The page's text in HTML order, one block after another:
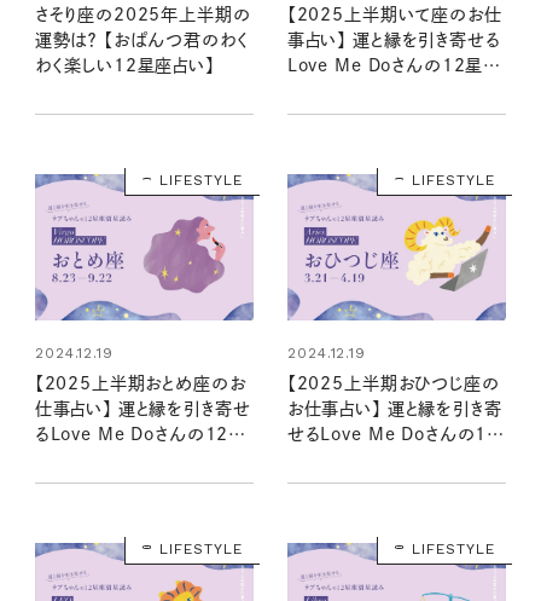
さそり座の2025年上半期の
運勢は？ 【おぱんつ君のわく
わく楽しい12星座占い】
【2025上半期いて座のお仕
事占い】 運と縁を引き寄せる
Love Me Doさんの12星座
LIFESTYLE
2024.12.19
【2025上半期おとめ座のお
仕事占い】 運と縁を引き寄せ
るLove Me Doさんの12星
LIFESTYLE
2024.12.19
【2025上半期おひつじ座の
お仕事占い】 運と縁を引き寄
せるLove Me Doさんの12
LIFESTYLE LIFESTYLE